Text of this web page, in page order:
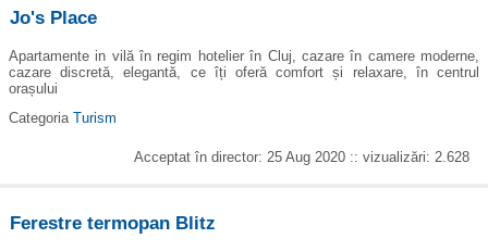
Jo's Place
Apartamente in vilă în regim hotelier în Cluj, cazare în camere moderne,
cazare discretă, elegantă, ce îți oferă comfort și relaxare, în centrul
orașului
Categoria Turism
Acceptat în director: 25 Aug 2020 :: vizualizări: 2.628
Ferestre termopan Blitz